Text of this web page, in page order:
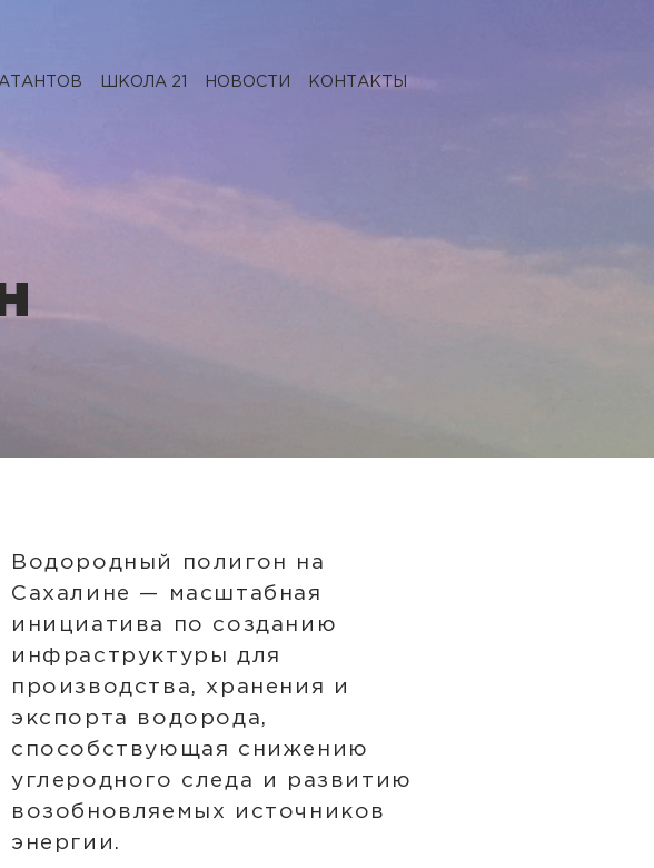
ШКОЛА 21 НОВОСТИ КОНТАКТЫ
Водородный полигон на
Сахалине — масштабная
инициатива по созданию
инфраструктуры для
производства, хранения и
экспорта водорода,
способствующая снижению
углеродного следа и развитию
возобновляемых источников
энергии.